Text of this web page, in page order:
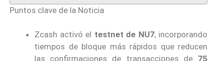
Puntos clave de la Noticia
Zcash activó el testnet de NU7, incorporando
tiempos de bloque más rápidos que reducen
las confirmaciones de transacciones de 75